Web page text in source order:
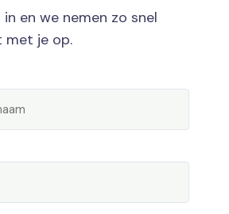
en we nemen zo snel
met je op.